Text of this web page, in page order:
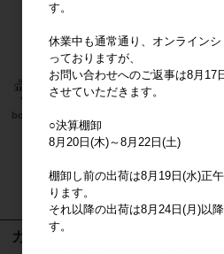
boyhood
カート
す。
休業中も通常通り、オンライン
っておりますが、
お問い合わせへのご返事は8月17
させていただきます。
○決算棚卸
8月20日(木)～8月22日(土)
棚卸し前の出荷は8月19日(水)正
ります。
それ以降の出荷は8月24日(月)以
す。